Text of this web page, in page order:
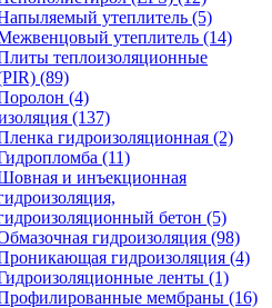
утеплитель (5)
утеплитель (14)
теплоизоляционные
(89)
(4)
(137)
гидроизоляционная (2)
(11)
и инъекционная
бетон (5)
гидроизоляция (98)
гидроизоляция (4)
ленты (1)
мембраны (16)